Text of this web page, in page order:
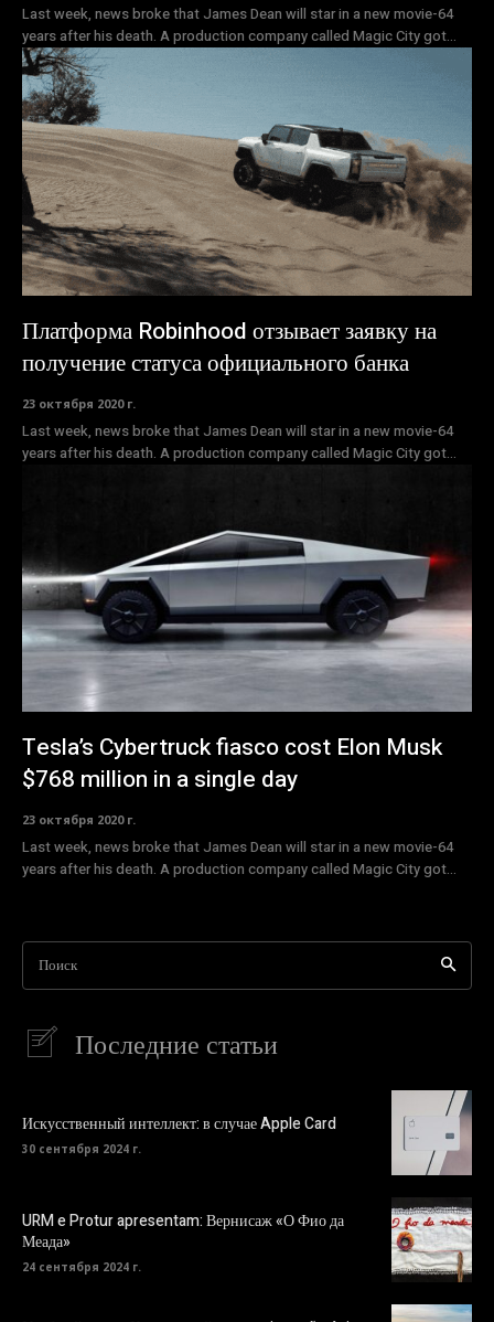
Last week, news broke that James Dean will star in a new movie-64
years after his death. A production company called Magic City got...
Платформа Robinhood отзывает заявку на
получение статуса официального банка
23 октября 2020 г.
Last week, news broke that James Dean will star in a new movie-64
years after his death. A production company called Magic City got...
Tesla’s Cybertruck fiasco cost Elon Musk
$768 million in a single day
23 октября 2020 г.
Last week, news broke that James Dean will star in a new movie-64
years after his death. A production company called Magic City got...
Поиск
Последние статьи
Искусственный интеллект: в случае Apple Card
30 сентября 2024 г.
URM e Protur apresentam: Вернисаж «О Фио да
Меада»
24 сентября 2024 г.